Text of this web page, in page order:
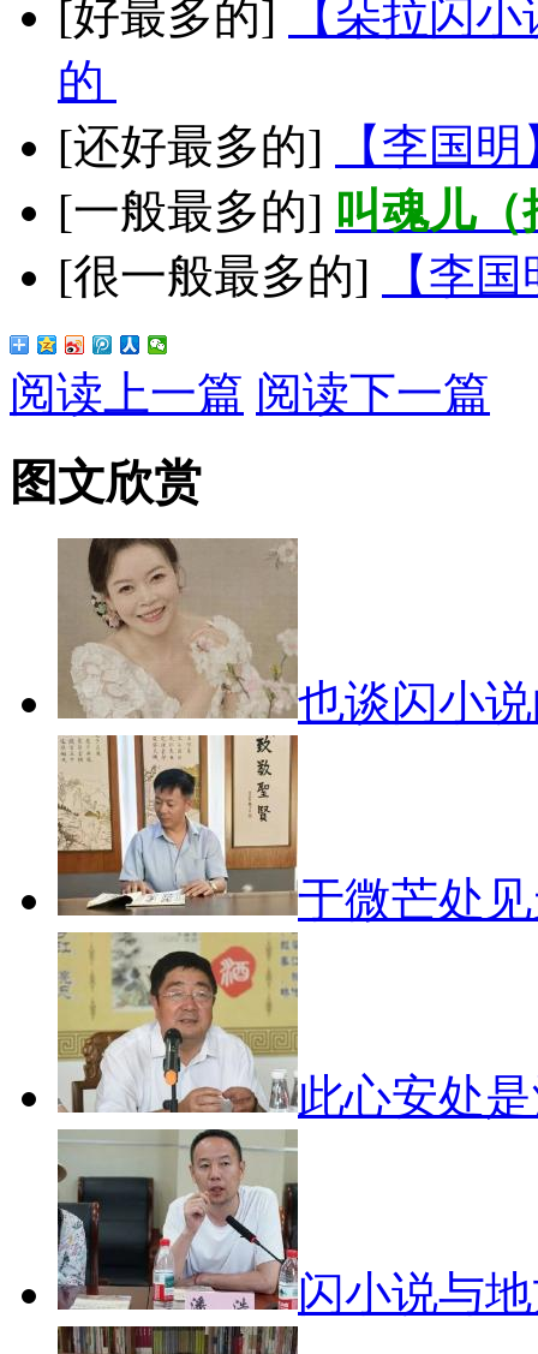
[好最多的]
【朵拉闪
的
[还好最多的]
【李国
[一般最多的] 叫魂儿
[很一般最多的]
【李
阅读上一篇 阅读下一篇
图文欣赏
也谈闪小
于微芒处
此心安处
闪小说与